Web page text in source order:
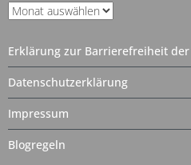
Unser
Erklärung zur Barrierefreiheit
Datenschutzerklärung
Impressum
Blogregeln